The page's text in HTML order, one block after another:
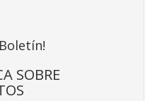
SOBRE